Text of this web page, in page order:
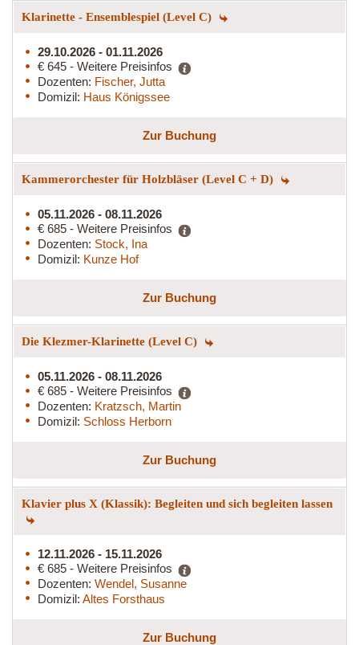
Klarinette - Ensemblespiel (Level C)
29.10.2026 - 01.11.2026
€ 645 - Weitere Preisinfos
Dozenten: Fischer, Jutta
Domizil: Haus Königssee
Zur Buchung
Kammerorchester für Holzbläser (Level C + D)
05.11.2026 - 08.11.2026
€ 685 - Weitere Preisinfos
Dozenten: Stock, Ina
Domizil: Kunze Hof
Zur Buchung
Die Klezmer-Klarinette (Level C)
05.11.2026 - 08.11.2026
€ 685 - Weitere Preisinfos
Dozenten: Kratzsch, Martin
Domizil: Schloss Herborn
Zur Buchung
Klavier plus X (Klassik): Begleiten und sich begleiten lassen
12.11.2026 - 15.11.2026
€ 685 - Weitere Preisinfos
Dozenten: Wendel, Susanne
Domizil: Altes Forsthaus
Zur Buchung